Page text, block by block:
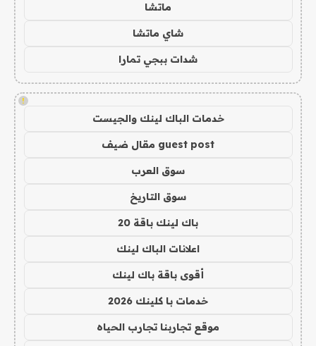
ماتشا
شاي ماتشا
شدات ببجي تمارا
!
خدمات الباك لينك والجيست
guest post مقال ضيف
سوق العرب
سوق التاريخ
باك لينك باقة 20
اعلانات الباك لينك
أقوى باقة باك لينك
خدمات با كلينك 2026
موقع تجاربنا تجارب الحياه